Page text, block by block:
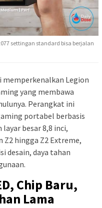
settingan standard bisa berjalan
memperkenalkan Legion
yang membawa
Perangkat ini
portabel berbasis
besar 8,8 inci,
Z2 hingga Z2 Extreme,
desain, daya tahan
Chip Baru,
Lama